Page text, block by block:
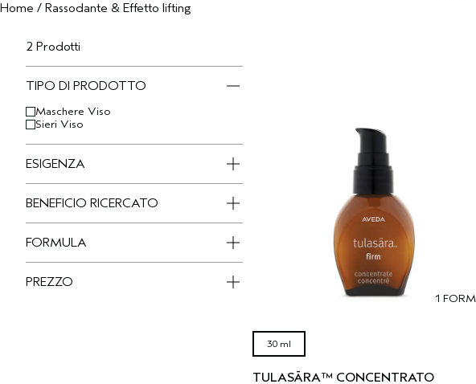
Home / Rassodante & Effetto lifting
2 Prodotti
TIPO DI PRODOTTO
Maschere Viso
Sieri Viso
ESIGENZA
BENEFICIO RICERCATO
FORMULA
PREZZO
1
30 ml
TULASĀRA™ CONCENTRATO